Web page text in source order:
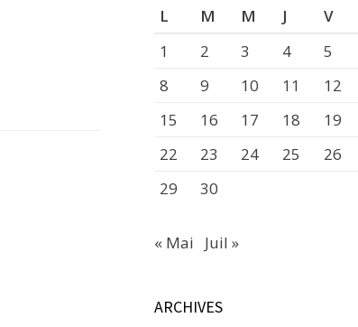
L M M J V
1
2 3 4 5
8
9 10 11 12
15
16 17 18 19
22
23 24 25 26
29
30
« Mai Juil »
ARCHIVES